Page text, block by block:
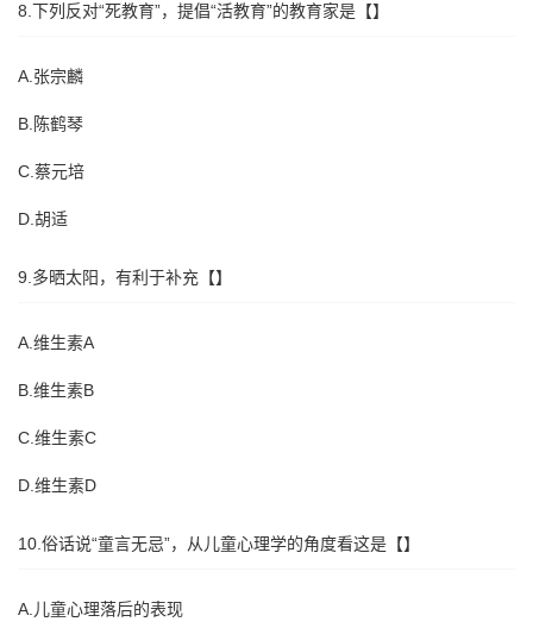
8.下列反对“死教育”，提倡“活教育”的教育家是【】
A.张宗麟
B.陈鹤琴
C.蔡元培
D.胡适
9.多晒太阳，有利于补充【】
A.维生素A
B.维生素B
C.维生素C
D.维生素D
10.俗话说“童言无忌”，从儿童心理学的角度看这是【】
A.儿童心理落后的表现